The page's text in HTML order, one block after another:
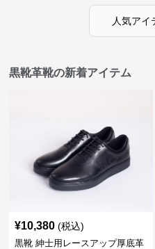
人気アイ
黒靴革靴の新着アイテム
¥10,380 (税込)
黒靴 紳士用レースアップ厚底革